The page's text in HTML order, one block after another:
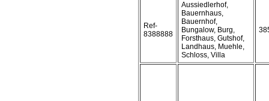
Ref-
8388888
Aussiedlerhof,
Bauernhaus,
Bauernhof,
Bungalow, Burg,
Forsthaus, Gutshof,
Landhaus, Muehle,
Schloss, Villa